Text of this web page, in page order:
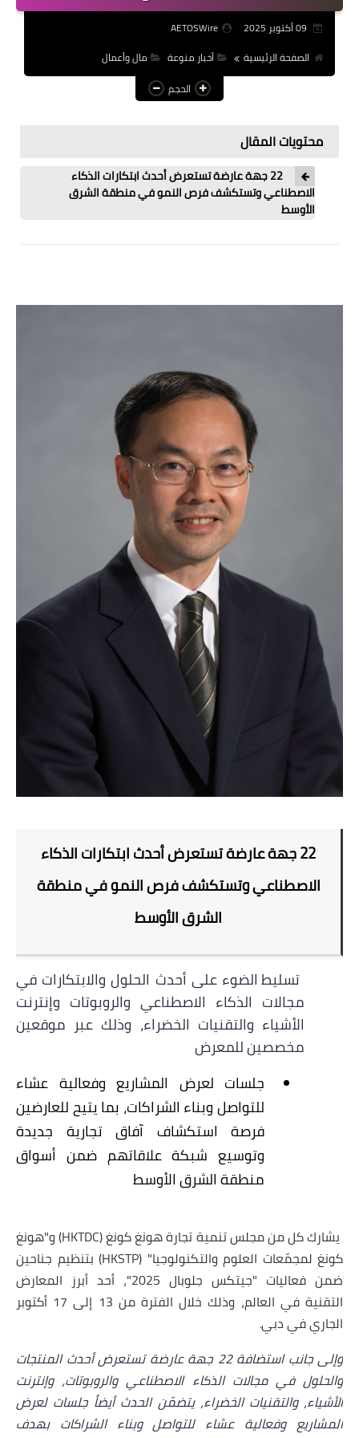
عالم المرأة
فن وثقافة
أخبار مصر
أخبار العالم
AETOSWire
الصفحة الرئيسية
أخبار منوعة
مال وأعمال
الحجم
محتويات المقال
22 جهة عارضة تستعرض أحدث ابتكارات الذكاء
الاصطناعي وتستكشف فرص النمو في منطقة الشرق
الأوسط
22جهة عارضة تستعرض أحدث ابتكارات الذكاء
الاصطناعي وتستكشف فرص النمو في منطقة
الشرق الأوسط
تسليط الضوء على أحدث الحلول والابتكارات في
مجالات الذكاء الاصطناعي والروبوتات وإنترنت
الأشياء والتقنيات الخضراء، وذلك عبر موقعين
مخصصين للمعرض
جلسات لعرض المشاريع وفعالية عشاء
للتواصل وبناء الشراكات، بما يتيح للعارضين
فرصة استكشاف آفاق تجارية جديدة
وتوسيع شبكة علاقاتهم ضمن أسواق
منطقة الشرق الأوسط
يشارك كل من مجلس تنمية تجارة هونغ كونغ(
HKTDC
)و"هونغ
كونغ لمجمّعات العلوم والتكنولوجيا" (HKSTP) بتنظيم جناحين
ضمن فعاليات "جيتكس جلوبال 2025"، أحد أبرز المعارض
التقنية في العالم، وذلك خلال الفترة من 13 إلى 17 أكتوبر
الجاري في دبي.
وإلى جانب استضافة 22 جهة عارضة تستعرض أحدث المنتجات
والحلول في مجالات الذكاء الاصطناعي والروبوتات، وإنترنت
الأشياء، والتقنيات الخضراء، يتضمّن الحدث أيضاً جلسات لعرض
المشاريع وفعالية عشاء للتواصل وبناء الشراكات بهدف